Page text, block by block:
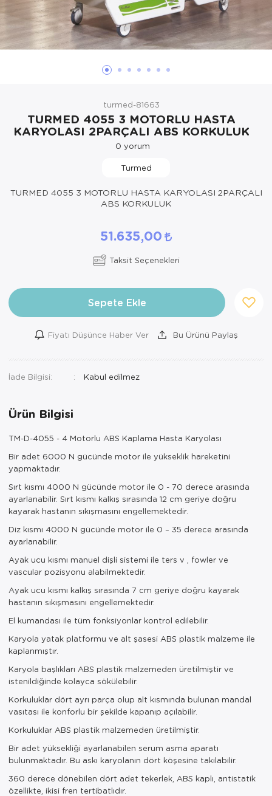
Tansiyon
Tansiyon
Hasta Bakım Ürünleri
Hasta Bakım Ürünleri
KIzilotesi isik
Ortopedi Ürünleri
Ortopedi Ürünleri
Ortopedi Ürünleri
Ortopedi Ürünleri
Sarf Malzemeleri
Yara Bakım Ürünleri
turmed-81663
TURMED 4055 3 MOTORLU HASTA
KARYOLASI 2PARÇALI ABS KORKULUK
0 yorum
Turmed
TURMED 4055 3 MOTORLU HASTA KARYOLASI 2PARÇALI
ABS KORKULUK
51.635,00
Taksit Seçenekleri
Sepete Ekle
Fiyatı Düşünce Haber Ver Bu Ürünü Paylaş
İade Bilgisi:
Ürün Bilgisi
TM-D-4055 - 4 Motorlu ABS Kaplama Hasta Karyolası
Bir adet 6000 N gücünde motor ile yükseklik hareketini
yapmaktadır.
Sırt kısmı 4000 N gücünde motor ile 0 - 70 derece arasında
ayarlanabilir. Sırt kısmı kalkış sırasında 12 cm geriye doğru
kayarak hastanın sıkışmasını engellemektedir.
Diz kısmı 4000 N gücünde motor ile 0 – 35 derece arasında
ayarlanabilir.
Ayak ucu kısmı manuel dişli sistemi ile ters v , fowler ve
vascular pozisyonu alabilmektedir.
Ayak ucu kısmı kalkış sırasında 7 cm geriye doğru kayarak
hastanın sıkışmasını engellemektedir.
El kumandası ile tüm fonksiyonlar kontrol edilebilir.
Karyola yatak platformu ve alt şasesi ABS plastik malzeme ile
kaplanmıştır.
Karyola başlıkları ABS plastik malzemeden üretilmiştir ve
istenildiğinde kolayca sökülebilir.
Korkuluklar dört ayrı parça olup alt kısmında bulunan mandal
vasıtası ile konforlu bir şekilde kapanıp açılabilir.
Korkuluklar ABS plastik malzemeden üretilmiştir.
Bir adet yüksekliği ayarlanabilen serum asma aparatı
bulunmaktadır. Bu askı karyolanın dört köşesine takılabilir.
360 derece dönebilen dört adet tekerlek, ABS kaplı, antistatik
özellikte, ikisi fren tertibatlıdır.